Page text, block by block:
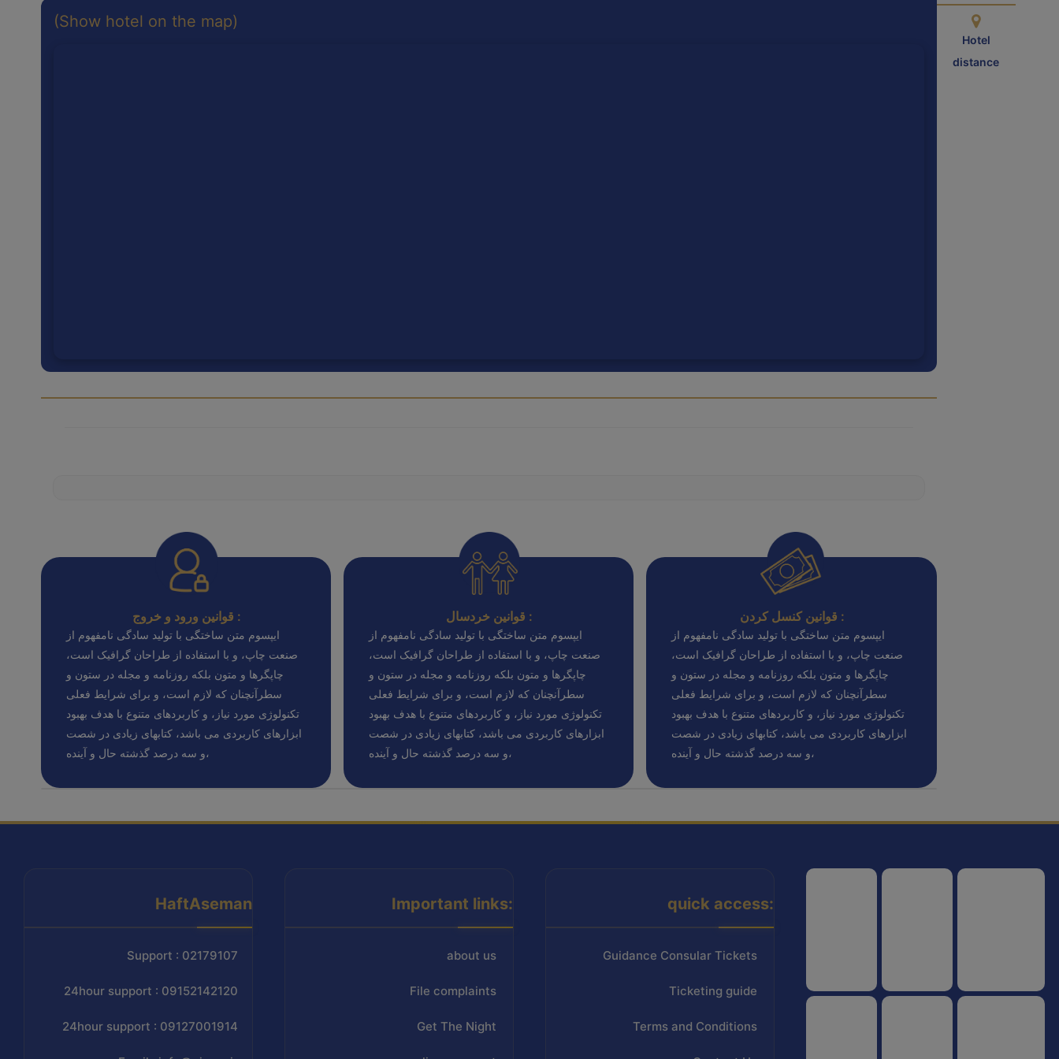
Hotel
distance
(Show hotel on the map)
قوانین ورود و خروج :
ایپسوم متن ساختگی با تولید سادگی نامفهوم از
صنعت چاپ، و با استفاده از طراحان گرافیک است،
چاپگرها و متون بلکه روزنامه و مجله در ستون و
سطرآنچنان که لازم است، و برای شرایط فعلی
تکنولوژی مورد نیاز، و کاربردهای متنوع با هدف بهبود
ابزارهای کاربردی می باشد، کتابهای زیادی در شصت
و سه درصد گذشته حال و آینده،
قوانین خردسال :
ایپسوم متن ساختگی با تولید سادگی نامفهوم از
صنعت چاپ، و با استفاده از طراحان گرافیک است،
چاپگرها و متون بلکه روزنامه و مجله در ستون و
سطرآنچنان که لازم است، و برای شرایط فعلی
تکنولوژی مورد نیاز، و کاربردهای متنوع با هدف بهبود
ابزارهای کاربردی می باشد، کتابهای زیادی در شصت
و سه درصد گذشته حال و آینده،
قوانین کنسل کردن :
ایپسوم متن ساختگی با تولید سادگی نامفهوم از
صنعت چاپ، و با استفاده از طراحان گرافیک است،
چاپگرها و متون بلکه روزنامه و مجله در ستون و
سطرآنچنان که لازم است، و برای شرایط فعلی
تکنولوژی مورد نیاز، و کاربردهای متنوع با هدف بهبود
ابزارهای کاربردی می باشد، کتابهای زیادی در شصت
و سه درصد گذشته حال و آینده،
HaftAseman
Support : 02179107
24hour support : 09152142120
24hour support : 09127001914
Important links:
about us
File complaints
Get The Night
quick access:
Guidance Consular Tickets
Ticketing guide
Terms and Conditions